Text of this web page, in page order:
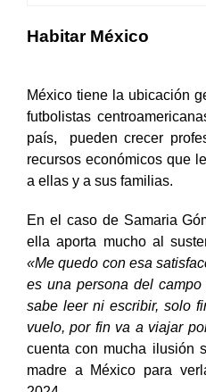
México tiene la ubicación
futbolistas
país, pueden crecer
recursos económicos que
a ellas y a sus familias.
En el caso de Samaria
ella aporta mucho al
«Me quedo con esa
es una persona del
sabe leer ni escribir, solo
vuelo, por fin va a viajar
cuenta con mucha ilusión